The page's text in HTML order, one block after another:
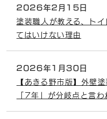
2026年2月15日
塗装職人が教える、ト
てはいけない理由
2026年1月30日
【あきる野市版】外壁
「7年」が分岐点と言